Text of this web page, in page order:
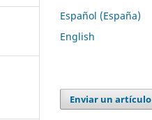
Español (España)
English
Enviar un artículo